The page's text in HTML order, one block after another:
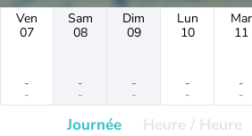
Ven
07
-
-
Sam
08
-
-
Dim
09
-
-
Lun
10
-
-
Mar
11
-
-
Journée Heure / Heure